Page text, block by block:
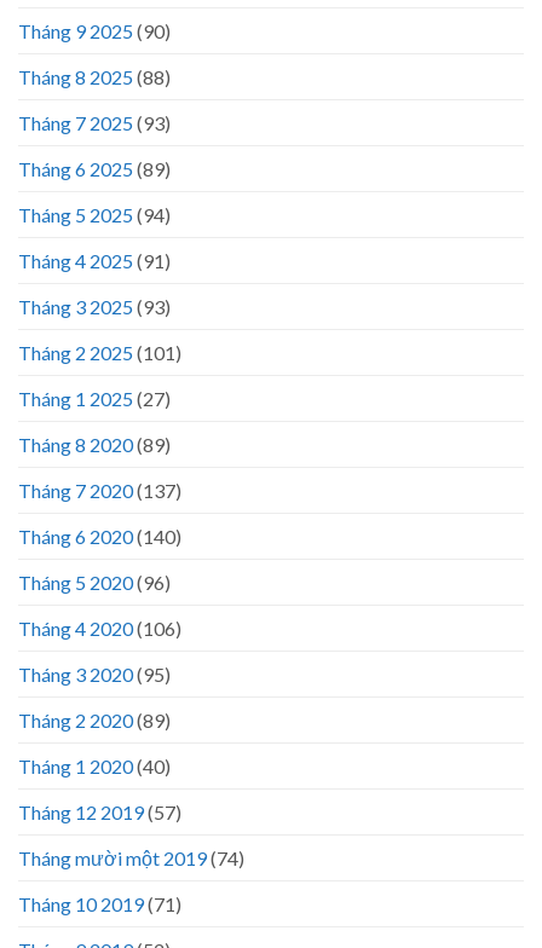
Tháng 9 2025(90)
Tháng 8 2025(88)
Tháng 7 2025(93)
Tháng 6 2025(89)
Tháng 5 2025(94)
Tháng 4 2025(91)
Tháng 3 2025(93)
Tháng 2 2025(101)
Tháng 1 2025(27)
Tháng 8 2020(89)
Tháng 7 2020(137)
Tháng 6 2020(140)
Tháng 5 2020(96)
Tháng 4 2020(106)
Tháng 3 2020(95)
Tháng 2 2020(89)
Tháng 1 2020(40)
Tháng 12 2019(57)
Tháng mười một 2019(74)
Tháng 10 2019(71)